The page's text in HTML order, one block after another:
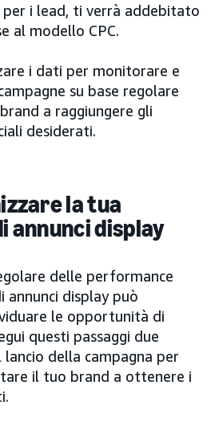
i lead, ti verrà addebitato
al modello CPC.
i dati per monitorare e
su base regolare
a raggiungere gli
desiderati.
la tua
annunci display
delle performance
annunci display può
le opportunità di
questi passaggi due
della campagna per
il tuo brand a ottenere i